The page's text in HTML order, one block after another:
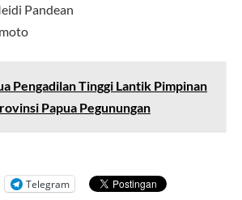
Pandean
Pengadilan Tinggi Lantik Pimpinan
Papua Pegunungan
Telegram